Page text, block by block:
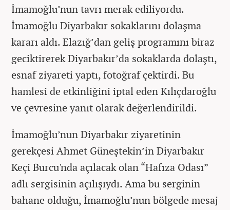
İmamoğlu’nun tavrı merak ediliyordu.
İmamoğlu Diyarbakır sokaklarını dolaşma
kararı aldı. Elazığ’dan geliş programını biraz
geciktirerek Diyarbakır’da sokaklarda dolaştı,
esnaf ziyareti yaptı, fotoğraf çektirdi. Bu
hamlesi de etkinliğini iptal eden Kılıçdaroğlu
ve çevresine yanıt olarak değerlendirildi.
İmamoğlu’nun Diyarbakır ziyaretinin
gerekçesi Ahmet Güneştekin’in Diyarbakır
Keçi Burcu'nda açılacak olan “Hafıza Odası”
adlı sergisinin açılışıydı. Ama bu serginin
bahane olduğu, İmamoğlu’nun bölgede mesaj